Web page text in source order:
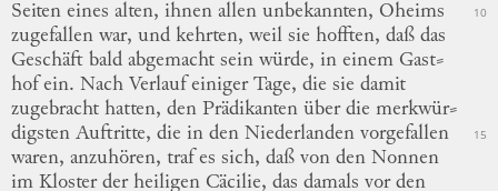
Seiten eines alten, ihnen allen unbekannten, Oheims
10
zugefallen war, und kehrten, weil sie hofften, daß das
Geschäft bald abgemacht sein würde, in einem Gast⸗
hofein. Nach Verlauf einiger Tage, die sie damit
zugebracht hatten, den Prädikanten über die merkwür⸗
digsten Auftritte, die in den Niederlanden vorgefallen 15
waren, anzuhören, traf es sich, daß von den Nonnen
im Kloster der heiligen Cäcilie, das damals vor den